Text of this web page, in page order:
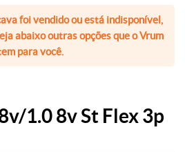
foi vendido ou está indisponível,
abaixo outras opções que o Vrum
para você.
1.0 8v St Flex 3p